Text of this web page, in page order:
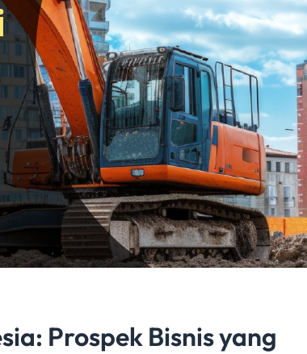
Prospek Bisnis yang